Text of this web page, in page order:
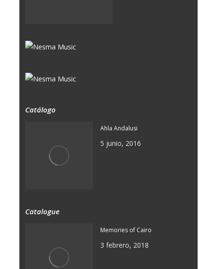
Catálogo
Ahla Andalusi
5 junio, 2016
Catalogue
Memories of Cairo
3 febrero, 2018